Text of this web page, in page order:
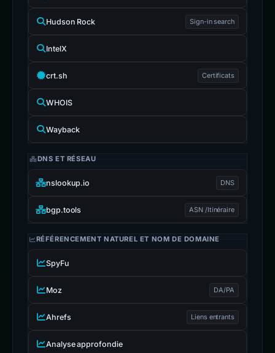
Hudson Rock Sign-in search
IntelX
crt.sh Certificats
WHOIS
Wayback
DNS ET RÉSEAU
nslookup.io DNS
bgp.tools ASN /Itinéraire
RÉFÉRENCEMENT NATUREL ET NOM DE DOMAINE
SpyFu
Moz DA/PA
Ahrefs Liens entrants
Analyse approfondie